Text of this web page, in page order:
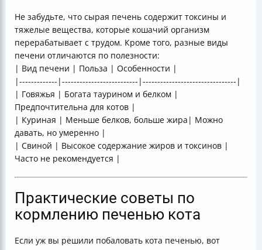
Не забудьте, что сырая печень содержит токсины и
тяжелые вещества, которые кошачий организм
перерабатывает с трудом. Кроме того, разные виды
печени отличаются по полезности:
| Вид печени | Польза | Особенности |
|-------------|--------------------------|--------------------------------|
| Говяжья | Богата таурином и белком |
Предпочтительна для котов |
| Куриная | Меньше белков, больше жира| Можно
давать, но умеренно |
| Свиной | Высокое содержание жиров и токсинов |
Часто не рекомендуется |
Практические советы по
кормлению печенью кота
Если уж вы решили побаловать кота печенью, вот